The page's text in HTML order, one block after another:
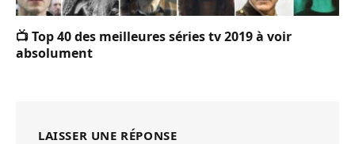
📺 Top 40 des meilleures séries tv 2019 à voir
absolument
LAISSER UNE RÉPONSE